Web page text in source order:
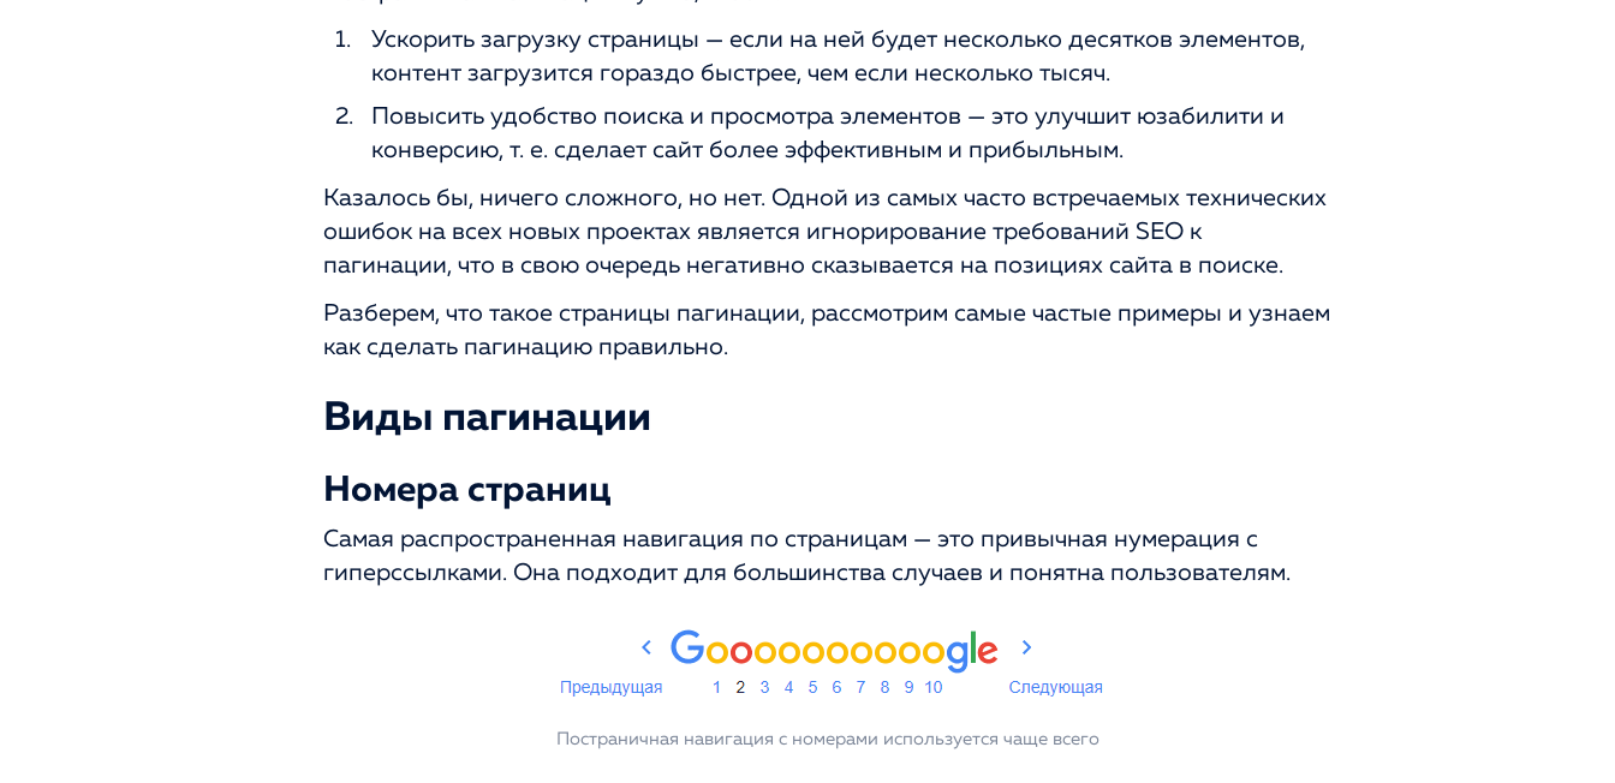
Ускорить загрузку страницы — если на ней будет несколько десятков элементов,
контент загрузится гораздо быстрее, чем если несколько тысяч.
Повысить удобство поиска и просмотра элементов — это улучшит юзабилити и
конверсию, т. е. сделает сайт более эффективным и прибыльным.
Казалось бы, ничего сложного, но нет. Одной из самых часто встречаемых технических
ошибок на всех новых проектах является игнорирование требований SEO к
пагинации, что в свою очередь негативно сказывается на позициях сайта в поиске.
Разберем, что такое страницы пагинации, рассмотрим самые частые примеры и узнаем
как сделать пагинацию правильно.
Виды пагинации
Номера страниц
Самая распространенная навигация по страницам — это привычная нумерация с
гиперссылками. Она подходит для большинства случаев и понятна пользователям.
Постраничная навигация с номерами используется чаще всего